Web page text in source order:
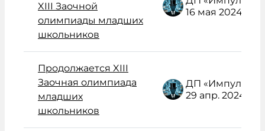
XIII Заочной
олимпиады младших
школьников
16 мая 2024
Продолжается XIII
Заочная олимпиада
младших
школьников
29 апр. 2024